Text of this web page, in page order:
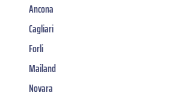
Ancona
Cagliari
Forli
Mailand
Novara